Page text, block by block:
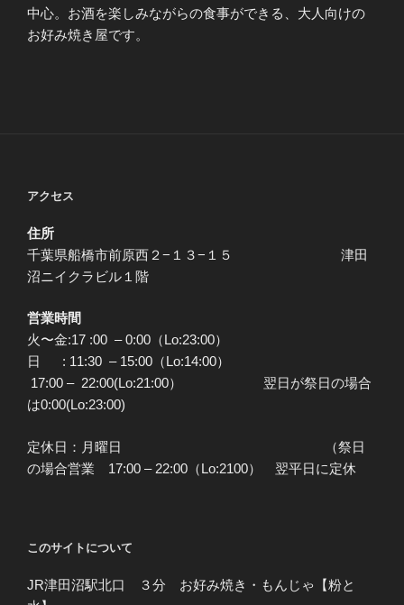
中心。お酒を楽しみながらの食事ができる、大人向けの
お好み焼き屋です。
アクセス
住所
千葉県船橋市前原西２−１３−１５ 津田
沼ニイクラビル１階
営業時間
火〜金:17 :00 – 0:00（Lo:23:00）
日 : 11:30 – 15:00（Lo:14:00）
17:00 – 22:00(Lo:21:00） 翌日が祭日の場合
は0:00(Lo:23:00)
定休日：月曜日 （祭日
の場合営業 17:00 – 22:00（Lo:2100） 翌平日に定休
このサイトについて
JR津田沼駅北口 ３分 お好み焼き・もんじゃ【粉と